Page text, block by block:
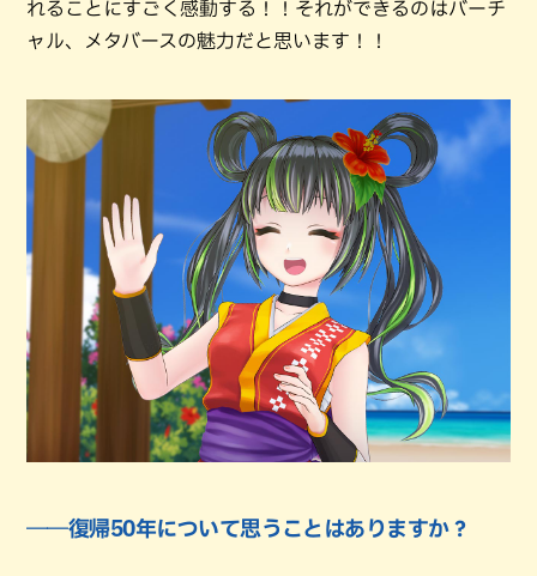
れることにすごく感動する！！それができるのはバーチ
ャル、メタバースの魅力だと思います！！
――復帰50年について思うことはありますか？